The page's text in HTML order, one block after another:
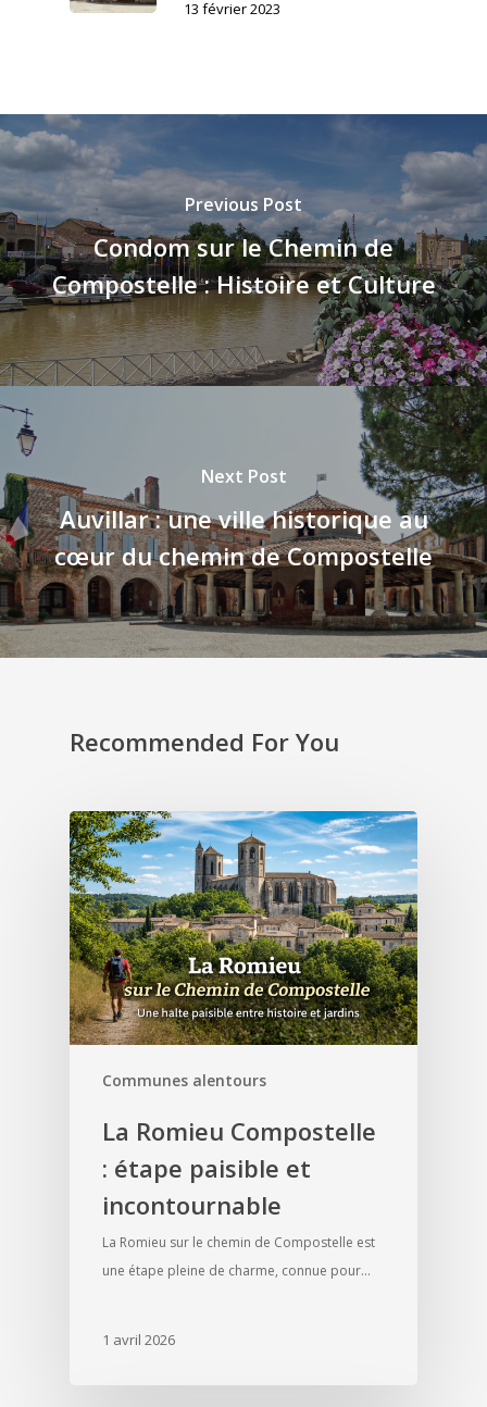
13 février 2023
Previous Post
Condom sur le Chemin de
Compostelle : Histoire et Culture
Next Post
Auvillar : une ville historique au
cœur du chemin de Compostelle
Recommended For You
Communes alentours
La Romieu Compostelle
: étape paisible et
incontournable
La Romieu sur le chemin de Compostelle est
une étape pleine de charme, connue pour…
1 avril 2026